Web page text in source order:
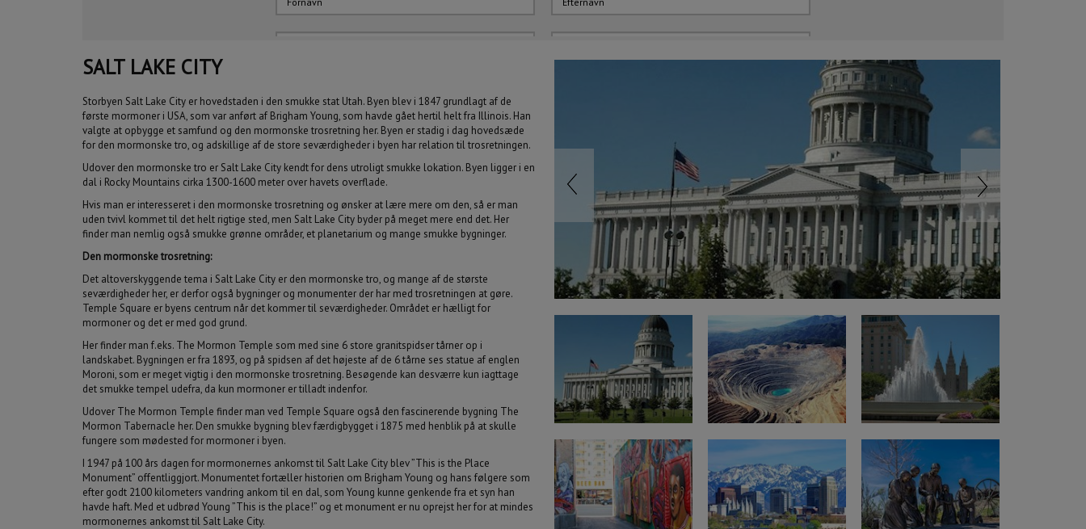
Sæt mindst ét flueben
Fly Hotel Billeje
august 2026
tir ons tor fre lør søn
27 28 29 30 31 1 2
4 6 7 8
11 12 13 14 15 16
17 18 19 20 21 22 23
2 4 5 6
i dag slet luk
Er fleksibel +/- 3 dage
EVENTYRET VENTER DIG BESTIL TILBUD
SALT LAKE CITY
Storbyen Salt Lake City er hovedstaden i den smukke stat Utah. Byen blev i 1847 grundlagt af de
første mormoner i USA, som var anført af Brigham Young, som havde gået hertil helt fra Illinois. Han
valgte at opbygge et samfund og den mormonske trosretning her. Byen er stadig i dag hovedsæde
for den mormonske tro, og adskillige af de store seværdigheder i byen har relation til trosretningen.
Udover den mormonske tro er Salt Lake City kendt for dens utroligt smukke lokation. Byen ligger i en
dal i Rocky Mountains cirka 1300-1600 meter over havets overflade.
Hvis man er interesseret i den mormonske trosretning og ønsker at lære mere om den, så er man
uden tvivl kommet til det helt rigtige sted, men Salt Lake City byder på meget mere end det. Her
finder man nemlig også smukke grønne områder, et planetarium og mange smukke bygninger.
Den mormonske trosretning:
Det altoverskyggende tema i Salt Lake City er den mormonske tro, og mange af de største
seværdigheder her, er derfor også bygninger og monumenter der har med trosretningen at gøre.
Temple Square er byens centrum når det kommer til seværdigheder. Området er hælligt for
mormoner og det er med god grund.
Her finder man f.eks. The Mormon Temple som med sine 6 store granitspidser tårner op i
landskabet. Bygningen er fra 1893, og på spidsen af det højeste af de 6 tårne ses statue af englen
Moroni, som er meget vigtig i den mormonske trosretning. Besøgende kan desværre kun iagttage
det smukke tempel udefra, da kun mormoner er tilladt indenfor.
Udover The Mormon Temple finder man ved Temple Square også den fascinerende bygning The
Mormon Tabernacle her. Den smukke bygning blev færdigbygget i 1875 med henblik på at skulle
fungere som mødested for mormoner i byen.
I 1947 på 100 års dagen for mormonernes ankomst til Salt Lake City blev ”This is the Place
Monument” offentliggjort. Monumentet fortæller historien om Brigham Young og hans følgere som
efter godt 2100 kilometers vandring ankom til en dal, som Young kunne genkende fra et syn han
havde haft. Med et udbrød Young ”This is the place!” og et monument er nu oprejst her for at mindes
mormonernes ankomst til Salt Lake City.
Next